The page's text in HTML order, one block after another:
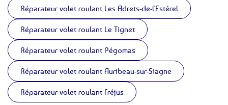
Réparateur volet roulant Les Adrets-de-l'Estérel
Réparateur volet roulant Le Tignet
Réparateur volet roulant Pégomas
Réparateur volet roulant Auribeau-sur-Siagne
Réparateur volet roulant Fréjus